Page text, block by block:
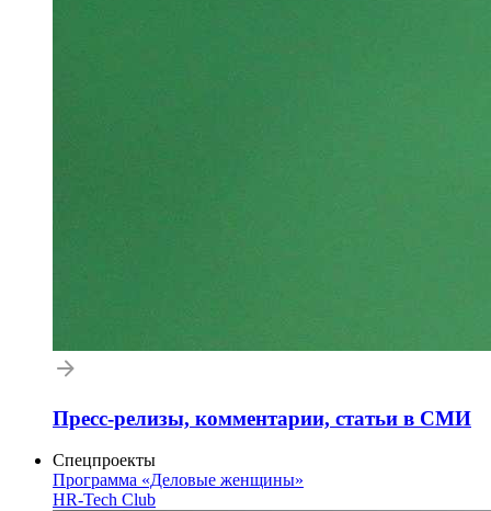
Пресс-релизы, комментарии, статьи в СМИ
Спецпроекты
Программа «Деловые женщины»
HR-Tech Club